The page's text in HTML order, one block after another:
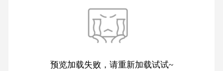
预览加载失败，请重新加载试试~